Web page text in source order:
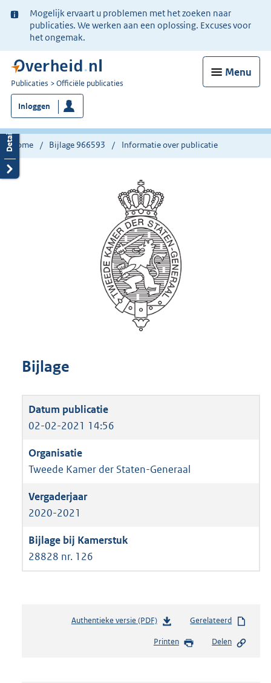
Ter
informatie:
Mogelijk ervaart u problemen met het zoeken naar
publicaties. We werken aan een oplossing. Excuses voor
het ongemak.
Menu
U
bent
nu
hier:
Publicaties Officiële publicaties
Inloggen
Home Bijlage 966593 Informatie over publicatie
Bijlage
02-02-2021 14:56
Tweede Kamer der Staten-Generaal
2020-2021
28828 nr. 126
Authentieke versie (PDF)b
s
Gerelateerd
Printen Delen